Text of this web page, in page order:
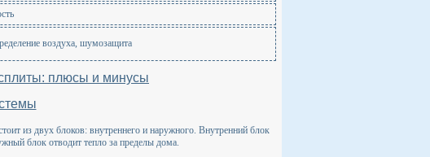
воздуха, шумозащита
плюсы и минусы
из двух блоков: внутреннего и наружного. Внутренний блок
блок отводит тепло за пределы дома.